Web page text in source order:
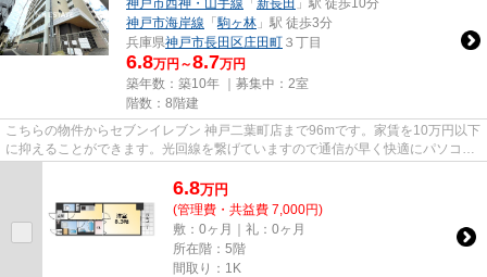
神戸市西神・山手線 「 新長田 」駅 徒歩10分
神戸市海岸線 「駒ヶ林 」駅 徒歩3分
兵庫県神戸市長田区庄田町 ３丁目
6.8万円～8.7万円
築年数：築10年 ｜募集中： 2室
階数：8階建
こちらの物件からセブンイレブン 神戸二葉町店まで96mです。家賃を10万円以下
に抑えることができます。光回線を繋げていますので通信が早く快適にパソコン
6.8万円
(管理費・共益費 7,000円)
敷：0ヶ月｜礼：0ヶ月
所在階：5階
間取り：1K